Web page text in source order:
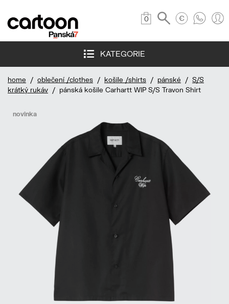
0
KATEGORIE
home / oblečení /clothes / košile /shirts / pánské / S/S
krátký rukáv / pánská košile Carhartt WIP S/S Travon Shirt
novinka